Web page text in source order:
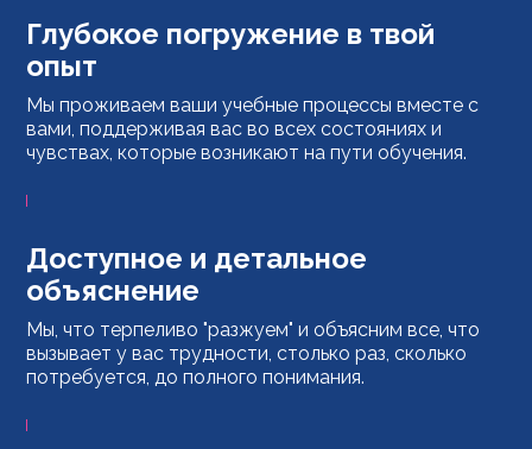
Глубокое погружение в твой
опыт
Мы проживаем ваши учебные процессы вместе с
вами, поддерживая вас во всех состояниях и
чувствах, которые возникают на пути обучения.
Доступное и детальное
объяснение
Мы, что терпеливо "разжуем" и объясним все, что
вызывает у вас трудности, столько раз, сколько
потребуется, до полного понимания.